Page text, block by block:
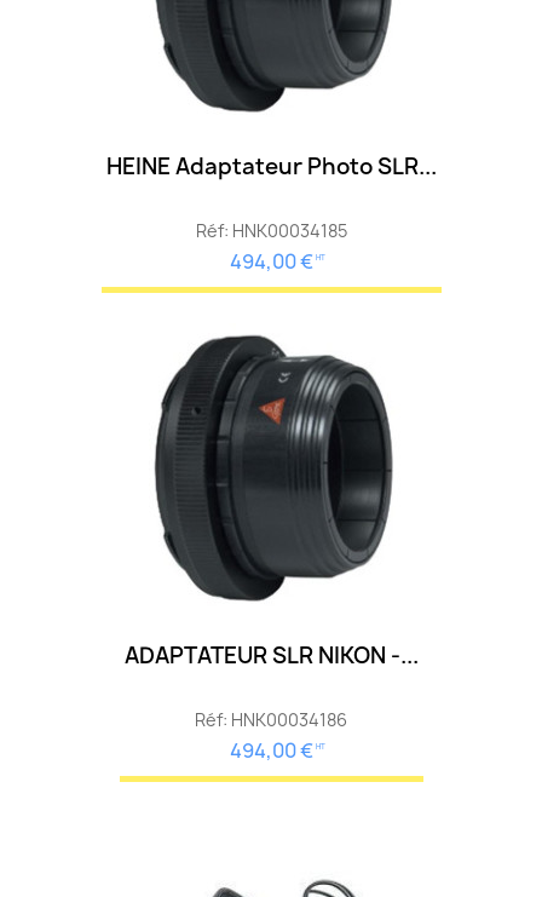
HEINE Adaptateur Photo SLR...
Réf: HNK00034185
494,00 € HT
ADAPTATEUR SLR NIKON -...
Réf: HNK00034186
494,00 € HT